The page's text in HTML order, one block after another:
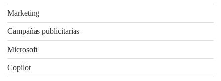
Marketing
Campañas publicitarias
Microsoft
Copilot